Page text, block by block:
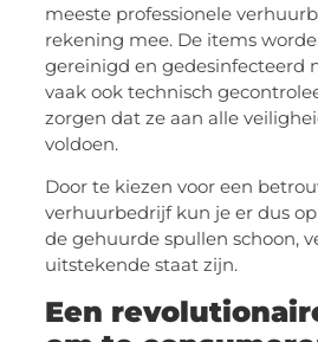
meeste professionele
rekening mee. De items
gereinigd en gedesinfecteerd
vaak ook technisch
zorgen dat ze aan alle
voldoen.
Door te kiezen voor een
verhuurbedrijf kun je er dus
de gehuurde spullen schoon,
uitstekende staat zijn.
Een